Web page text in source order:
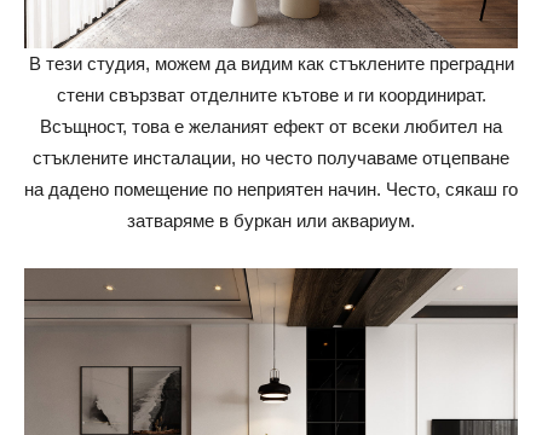
В тези студия, можем да видим как стъклените преградни
стени свързват отделните кътове и ги координират.
Всъщност, това е желаният ефект от всеки любител на
стъклените инсталации, но често получаваме отцепване
на дадено помещение по неприятен начин. Често, сякаш го
затваряме в буркан или аквариум.